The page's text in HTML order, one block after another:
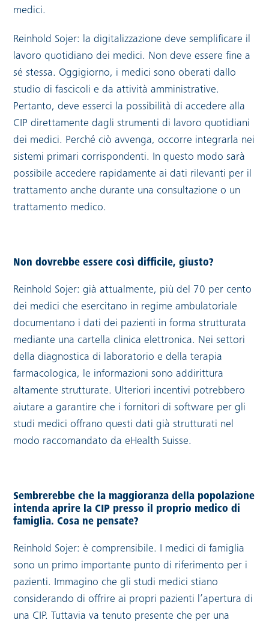
medici.
Reinhold Sojer: la digitalizzazione deve semplificare il
lavoro quotidiano dei medici. Non deve essere fine a
sé stessa. Oggigiorno, i medici sono oberati dallo
studio di fascicoli e da attività amministrative.
Pertanto, deve esserci la possibilità di accedere alla
CIP direttamente dagli strumenti di lavoro quotidiani
dei medici. Perché ciò avvenga, occorre integrarla nei
sistemi primari corrispondenti. In questo modo sarà
possibile accedere rapidamente ai dati rilevanti per il
trattamento anche durante una consultazione o un
trattamento medico.
Non dovrebbe essere così difficile, giusto?
Reinhold Sojer: già attualmente, più del 70 per cento
dei medici che esercitano in regime ambulatoriale
documentano i dati dei pazienti in forma strutturata
mediante una cartella clinica elettronica. Nei settori
della diagnostica di laboratorio e della terapia
farmacologica, le informazioni sono addirittura
altamente strutturate. Ulteriori incentivi potrebbero
aiutare a garantire che i fornitori di software per gli
studi medici offrano questi dati già strutturati nel
modo raccomandato da eHealth Suisse.
Sembrerebbe che la maggioranza della popolazione
intenda aprire la CIP presso il proprio medico di
famiglia. Cosa ne pensate?
Reinhold Sojer: è comprensibile. I medici di famiglia
sono un primo importante punto di riferimento per i
pazienti. Immagino che gli studi medici stiano
considerando di offrire ai propri pazienti l’apertura di
una CIP. Tuttavia va tenuto presente che per una